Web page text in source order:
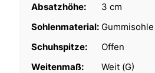
Absatzhöhe:
3 cm
Sohlenmaterial: Gummisohle
Schuhspitze:
Offen
Weitenmaß:
Weit (G)